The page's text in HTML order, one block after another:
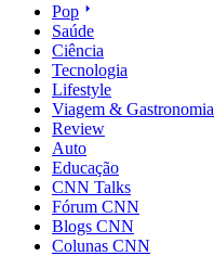
Pop
Saúde
Ciência
Tecnologia
Lifestyle
Viagem & Gastronomia
Review
Auto
Educação
CNN Talks
Fórum CNN
Blogs CNN
Colunas CNN